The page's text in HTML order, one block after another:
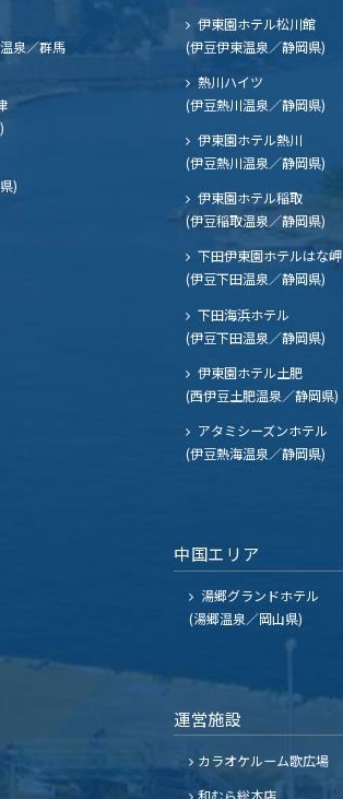
泉／群馬
)
伊東園ホテル松川館
(伊豆伊東温泉／静岡県)
熱川ハイツ
(伊豆熱川温泉／静岡県)
伊東園ホテル熱川
(伊豆熱川温泉／静岡県)
伊東園ホテル稲取
(伊豆稲取温泉／静岡県)
下田伊東園ホテルはな岬
(伊豆下田温泉／静岡県)
下田海浜ホテル
(伊豆下田温泉／静岡県)
伊東園ホテル土肥
(西伊豆土肥温泉／静岡県)
アタミシーズンホテル
(伊豆熱海温泉／静岡県)
中国エリア
湯郷グランドホテル
(湯郷温泉／岡山県)
運営施設
カラオケルーム歌広場
和むら総本店